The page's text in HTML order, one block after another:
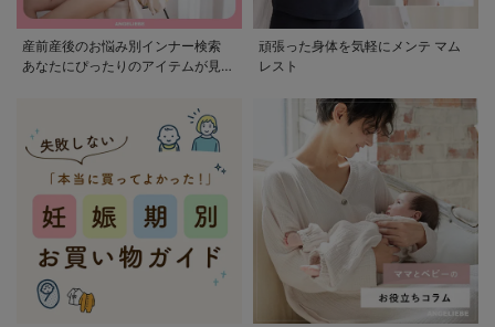
産前産後のお悩み別インナー検索
あなたにぴったりのアイテムが見つ
頑張った身体を気軽にメンテ マム
レスト